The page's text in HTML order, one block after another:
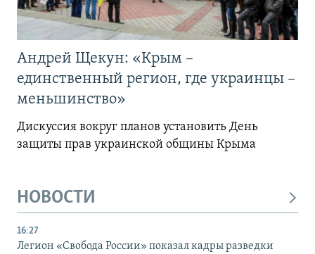
Андрей Щекун: «Крым –
единственный регион, где украинцы –
меньшинство»
Дискуссия вокруг планов установить День
защиты прав украинской общины Крыма
НОВОСТИ
16:27
Легион «Свобода России» показал кадры разведки